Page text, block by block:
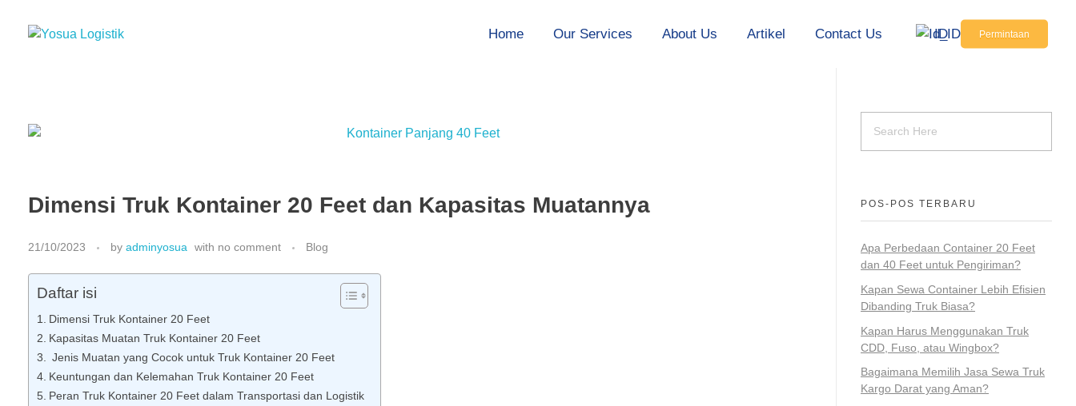
Permintaan
Home Our Services About Us Artikel Contact Us ID
Dimensi Truk Kontainer 20 Feet dan Kapasitas Muatannya
21/10/2023 by adminyosua with no comment Blog
Daftar isi
Dimensi Truk Kontainer 20 Feet
Kapasitas Muatan Truk Kontainer 20 Feet
Jenis Muatan yang Cocok untuk Truk Kontainer 20 Feet
Keuntungan dan Kelemahan Truk Kontainer 20 Feet
Peran Truk Kontainer 20 Feet dalam Transportasi dan Logistik
POS-POS TERBARU
Apa Perbedaan Container 20 Feet
dan 40 Feet untuk Pengiriman?
Kapan Sewa Container Lebih Efisien
Dibanding Truk Biasa?
Kapan Harus Menggunakan Truk
CDD, Fuso, atau Wingbox?
Bagaimana Memilih Jasa Sewa Truk
Kargo Darat yang Aman?